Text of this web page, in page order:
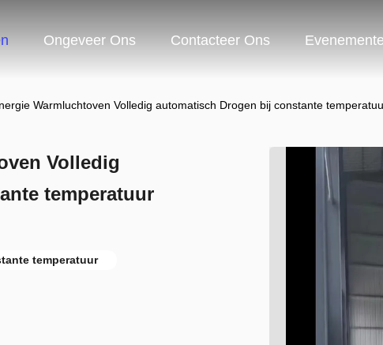
Ongeveer Ons Contacteer Ons
Warmluchtoven Volledig automatisch Drogen bij constante
Volledig
temperatuur
temperatuur